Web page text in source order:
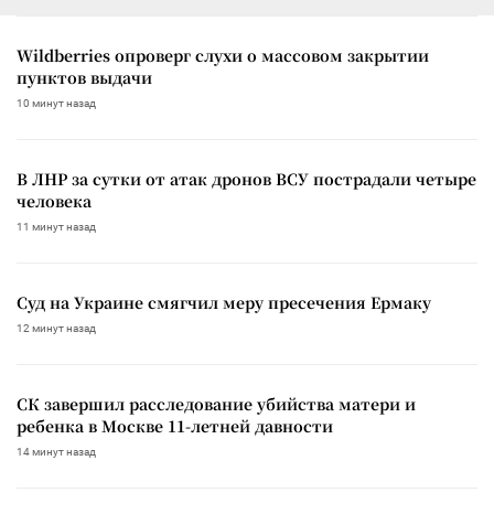
Wildberries опроверг слухи о массовом закрытии
пунктов выдачи
10 минут назад
В ЛНР за сутки от атак дронов ВСУ пострадали четыре
человека
11 минут назад
Суд на Украине смягчил меру пресечения Ермаку
12 минут назад
СК завершил расследование убийства матери и
ребенка в Москве 11-летней давности
14 минут назад